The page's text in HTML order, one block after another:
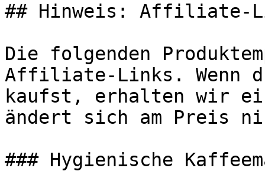
## Hinweis: Affiliate-
Die folgenden
Affiliate-Links. Wenn
kaufst, erhalten wir
ändert sich am Preis
### Hygienische